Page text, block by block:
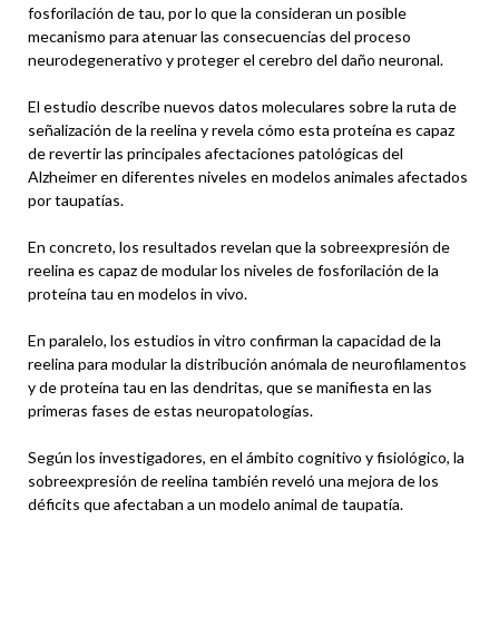
fosforilación de tau, por lo que la consideran un posible
mecanismo para atenuar las consecuencias del proceso
neurodegenerativo y proteger el cerebro del daño neuronal.
El estudio describe nuevos datos moleculares sobre la ruta de
señalización de la reelina y revela cómo esta proteína es capaz
de revertir las principales afectaciones patológicas del
Alzheimer en diferentes niveles en modelos animales afectados
por taupatías.
En concreto, los resultados revelan que la sobreexpresión de
reelina es capaz de modular los niveles de fosforilación de la
proteína tau en modelos in vivo.
En paralelo, los estudios in vitro confirman la capacidad de la
reelina para modular la distribución anómala de neurofilamentos
y de proteína tau en las dendritas, que se manifiesta en las
primeras fases de estas neuropatologías.
Según los investigadores, en el ámbito cognitivo y fisiológico, la
sobreexpresión de reelina también reveló una mejora de los
déficits que afectaban a un modelo animal de taupatía.